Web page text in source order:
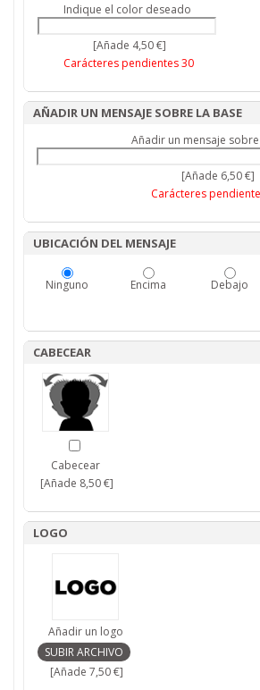
Indique el color deseado
[Añade 4,50 €]
Carácteres pendientes30
AÑADIR UN MENSAJE SOBRE LA BASE
Añadir un mensaje
[Añade 6,50 €]
Carácteres
UBICACIÓN DEL MENSAJE
Ninguno Encima Debajo
CABECEAR
Cabecear
[Añade 8,50 €]
LOGO
Añadir un logo
[Añade 7,50 €]